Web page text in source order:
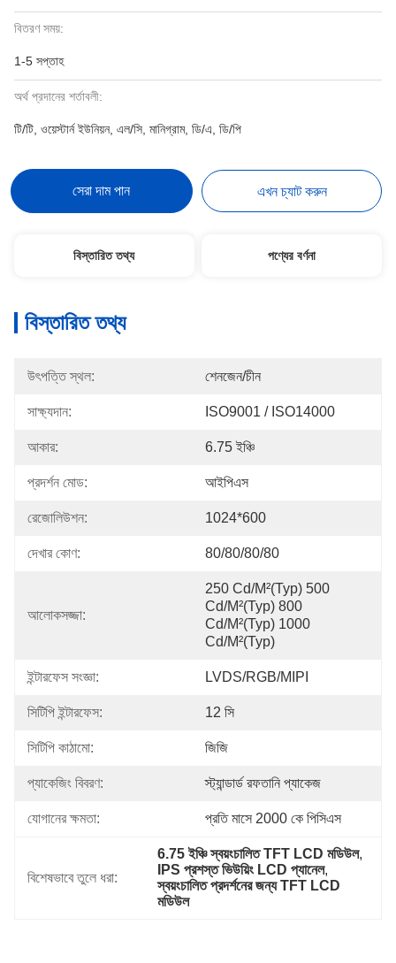
বিতরণ সময়:
1-5 সপ্তাহ
অর্থ প্রদানের শর্তাবলী:
টি/টি, ওয়েস্টার্ন ইউনিয়ন, এল/সি, মানিগ্রাম, ডি/এ, ডি/পি
সেরা দাম পান এখন চ্যাট করুন
বিস্তারিত তথ্য পণ্যের বর্ণনা
বিস্তারিত তথ্য
উৎপত্তি স্থল: শেনজেন/চীন
সাক্ষ্যদান: ISO9001 / ISO14000
আকার: 6.75 ইঞ্চি
প্রদর্শন মোড: আইপিএস
রেজোলিউশন: 1024*600
দেখার কোণ: 80/80/80/80
আলোকসজ্জা:
250 Cd/m²(Typ) 500
Cd/m²(Typ) 800
Cd/m²(Typ) 1000
Cd/m²(Typ)
ইন্টারফেস সংজ্ঞা: LVDS/RGB/MIPI
সিটিপি ইন্টারফেস: 12 সি
সিটিপি কাঠামো: জিজি
প্যাকেজিং বিবরণ: স্ট্যান্ডার্ড রফতানি প্যাকেজ
যোগানের ক্ষমতা: প্রতি মাসে 2000 কে পিসিএস
বিশেষভাবে তুলে ধরা:
6.75 ইঞ্চি স্বয়ংচালিত TFT LCD মডিউল,
IPS প্রশস্ত ভিউয়িং LCD প্যানেল,
স্বয়ংচালিত প্রদর্শনের জন্য TFT LCD
মডিউল